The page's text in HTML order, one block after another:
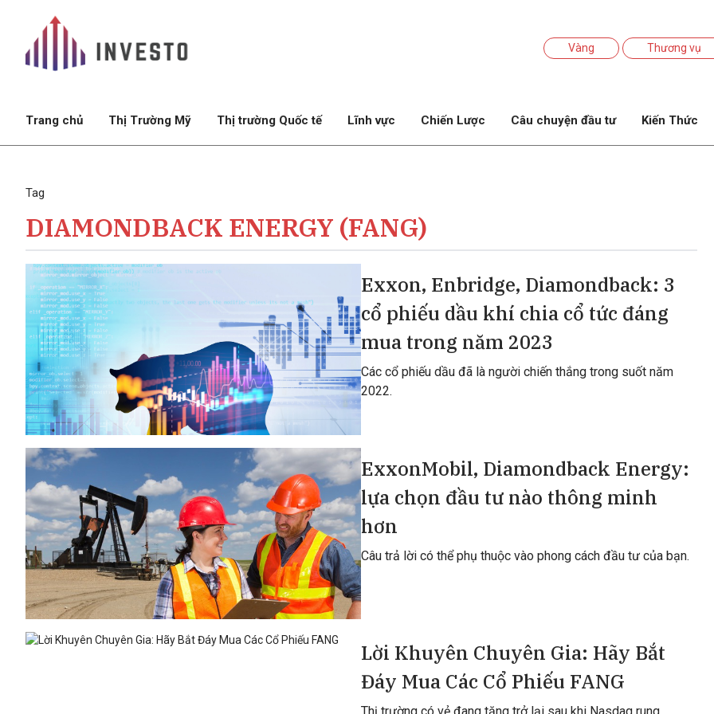
Vàng Thương vụ
Trang chủ Thị Trường Mỹ Thị trường Quốc tế Lĩnh vực Chiến Lược Câu chuyện đầu tư Kiến Thức
Tag
DIAMONDBACK ENERGY (FANG)
Exxon, Enbridge, Diamondback: 3
cổ phiếu dầu khí chia cổ tức đáng
mua trong năm 2023
Các cổ phiếu dầu đã là người chiến thắng trong suốt năm
2022.
ExxonMobil, Diamondback Energy:
lựa chọn đầu tư nào thông minh
hơn
Câu trả lời có thể phụ thuộc vào phong cách đầu tư của bạn.
Lời Khuyên Chuyên Gia: Hãy Bắt
Đáy Mua Các Cổ Phiếu FANG